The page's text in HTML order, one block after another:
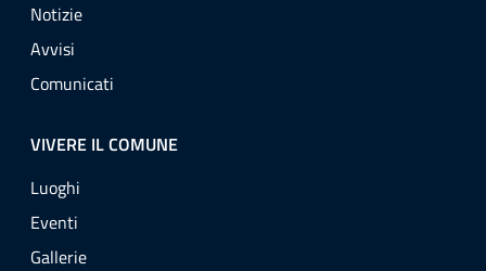
Notizie
Avvisi
Comunicati
VIVERE IL COMUNE
Luoghi
Eventi
Gallerie